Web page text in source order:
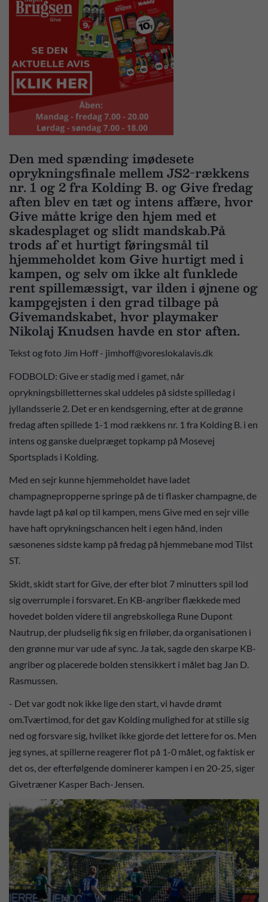
Den med spænding imødesete
oprykningsfinale mellem JS2-rækkens
nr. 1 og 2 fra Kolding B. og Give fredag
aften blev en tæt og intens affære, hvor
Give måtte krige den hjem med et
skadesplaget og slidt mandskab.På
trods af et hurtigt føringsmål til
hjemmeholdet kom Give hurtigt med i
kampen, og selv om ikke alt funklede
rent spillemæssigt, var ilden i øjnene og
kampgejsten i den grad tilbage på
Givemandskabet, hvor playmaker
Nikolaj Knudsen havde en stor aften.
Tekst og foto Jim Hoff - jimhoff@voreslokalavis.dk
FODBOLD: Give er stadig med i gamet, når
oprykningsbilletternes skal uddeles på sidste spilledag i
jyllandsserie 2. Det er en kendsgerning, efter at de grønne
fredag aften spillede 1-1 mod rækkens nr. 1 fra Kolding B. i en
intens og ganske duelpræget topkamp på Mosevej
Sportsplads i Kolding.
Med en sejr kunne hjemmeholdet have ladet
champagnepropperne springe på de ti flasker champagne, de
havde lagt på køl op til kampen, mens Give med en sejr ville
have haft oprykningschancen helt i egen hånd, inden
sæsonenes sidste kamp på fredag på hjemmebane mod Tilst
ST.
Skidt, skidt start for Give, der efter blot 7 minutters spil lod
sig overrumple i forsvaret. En KB-angriber flækkede med
hovedet bolden videre til angrebskollega Rune Dupont
Nautrup, der pludselig fik sig en friløber, da organisationen i
den grønne mur var ude af sync. Ja tak, sagde den skarpe KB-
angriber og placerede bolden stensikkert i målet bag Jan D.
Rasmussen.
- Det var godt nok ikke lige den start, vi havde drømt
om.Tværtimod, for det gav Kolding mulighed for at stille sig
ned og forsvare sig, hvilket ikke gjorde det lettere for os. Men
jeg synes, at spillerne reagerer flot på 1-0 målet, og faktisk er
det os, der efterfølgende dominerer kampen i en 20-25, siger
Givetræner Kasper Bach-Jensen.